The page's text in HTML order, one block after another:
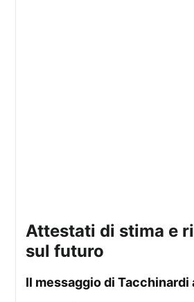
attestati di stima e riflessioni
sul futuro
il messaggio di Tacchinardi